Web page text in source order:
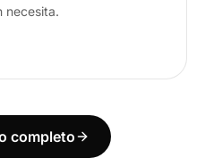
necesita.
completo